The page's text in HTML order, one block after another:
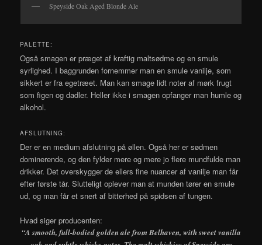
Speyside Oak Aged Blonde Ale
PALETTE:
Også smagen er præget af kraftig maltsødme og en smule
syrlighed. I baggrunden fornemmer man en smule vanilje, som
sikkert er fra egetræet. Man kan smage lidt noter af mørk frugt
som figen og dadler. Heller ikke i smagen opfanger man humle og
alkohol.
AFSLUTNING:
Der er en medium afslutning på øllen. Også her er sødmen
dominerende, og den fylder mere og mere jo flere mundfulde man
drikker. Det overskygger de ellers fine nuancer af vanilje man får
efter første tår. Slutteligt oplever man at munden tører en smule
ud, og man får et snert af bitterhed på spidsen af tungen.
Hvad siger producenten:
“A smooth, full-bodied golden ale from Belhaven, with sweet vanilla